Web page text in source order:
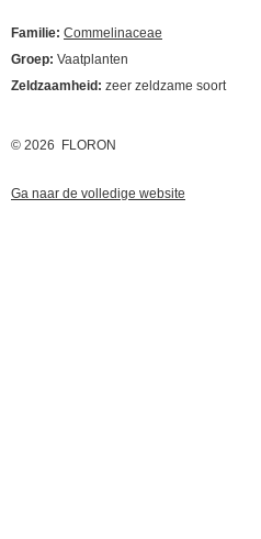
Familie: Commelinaceae
Groep: Vaatplanten
Zeldzaamheid: zeer zeldzame soort
© 2026 FLORON
Ga naar de volledige website